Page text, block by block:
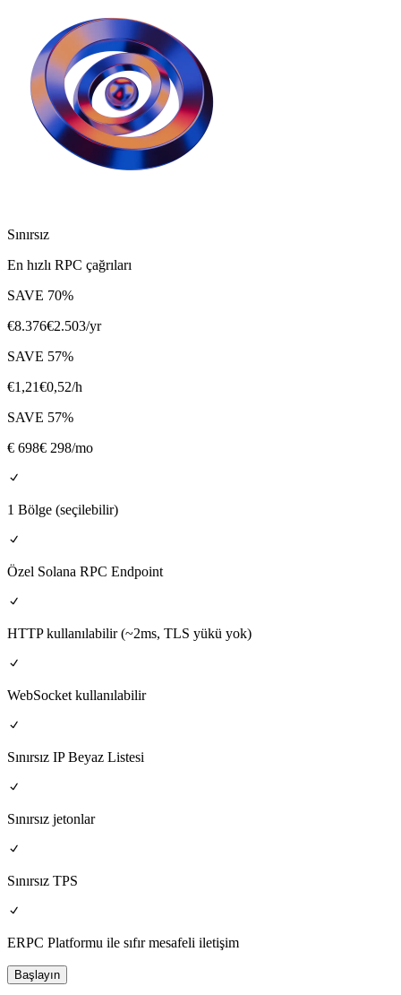
Sınırsız
En hızlı RPC çağrıları
SAVE 70%
€8.376€2.503/yr
SAVE 57%
€1,21€0,52/h
SAVE 57%
€ 698€ 298/mo
1 Bölge (seçilebilir)
Özel Solana RPC Endpoint
HTTP kullanılabilir (~2ms, TLS yükü yok)
WebSocket kullanılabilir
Sınırsız IP Beyaz Listesi
Sınırsız jetonlar
Sınırsız TPS
ERPC Platformu ile sıfır mesafeli iletişim
Başlayın